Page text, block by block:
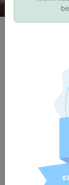
Validatie van
Tosa-
op de
toekomstige of
vaardigheden
score van 1000
professionele
opgenomen in
89% van de
heeft geholpen